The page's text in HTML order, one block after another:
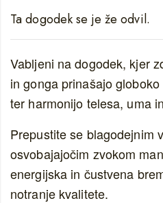
Ta dogodek se je že odvil.
Vabljeni na dogodek, kjer
in gonga prinašajo
ter harmonijo telesa, uma
Prepustite se blagodejnim
osvobajajočim zvokom
energijska in čustvena
notranje kvalitete.